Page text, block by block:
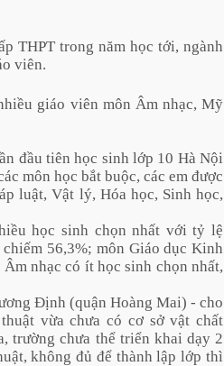
THPT trong năm học tới, ngành
viên.
giáo viên môn Âm nhạc, Mỹ
đầu tiên học sinh lớp 10 Hà Nội
môn học bắt buộc, các em được
luật, Vật lý, Hóa học, Sinh học,
học sinh chọn nhất với tỷ lệ
56,3%; môn Giáo dục Kinh
nhạc có ít học sinh chọn nhất,
Định (quận Hoàng Mai) - cho
vừa chưa có cơ sở vật chất
trường chưa thể triển khai dạy 2
không đủ để thành lập lớp thì